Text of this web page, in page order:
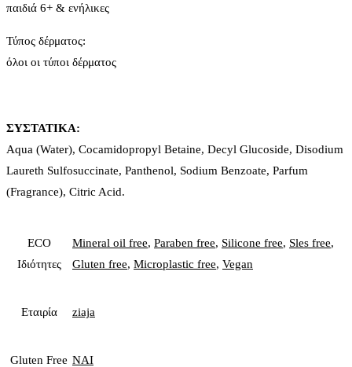
παιδιά 6+ & ενήλικες
Τύπος δέρματος:
όλοι οι τύποι δέρματος
ΣΥΣΤΑΤΙΚΑ:
Aqua (Water), Cocamidopropyl Betaine, Decyl Glucoside, Disodium
Laureth Sulfosuccinate, Panthenol, Sodium Benzoate, Parfum
(Fragrance), Citric Acid.
ECO
Ιδιότητες
Mineral oil free, Paraben free, Silicone free, Sles free,
Gluten free, Microplastic free, Vegan
Εταιρία ziaja
Gluten Free ΝΑΙ